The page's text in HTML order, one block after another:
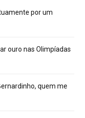
por um
ouro nas Olimpíadas
quem me